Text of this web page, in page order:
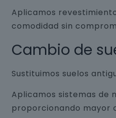
Aplicamos
comodidad sin
Cambio de
Sustituimos suelos
Aplicamos sistemas de
proporcionando mayor